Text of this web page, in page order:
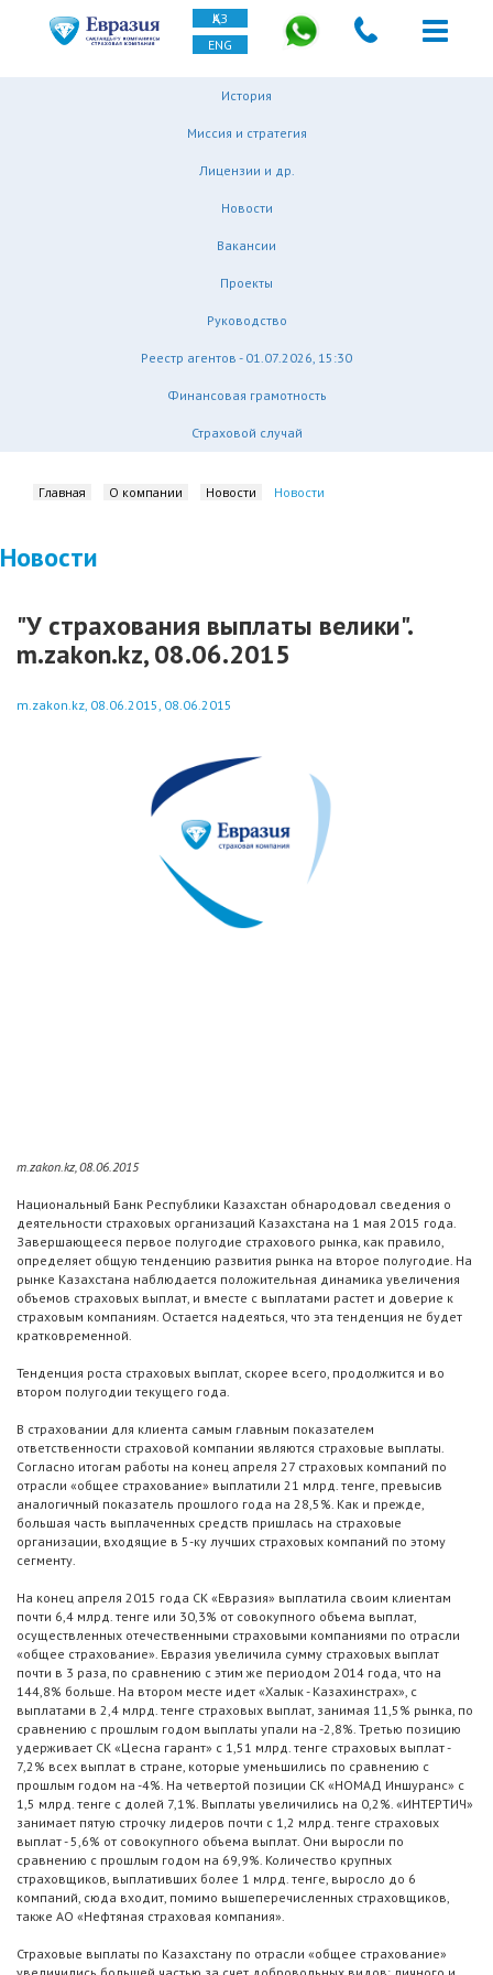
ҚАЗ
ENG
История
Миссия и стратегия
Лицензии и др.
Новости
Вакансии
Проекты
Руководство
Реестр агентов - 01.07.2026, 15:30
Финансовая грамотность
Страховой случай
Главная О компании Новости Новости
Новости
"У страхования выплаты велики".
m.zakon.kz, 08.06.2015
m.zakon.kz, 08.06.2015, 08.06.2015
m.zakon.kz, 08.06.2015
Национальный Банк Республики Казахстан обнародовал сведения о
деятельности страховых организаций Казахстана на 1 мая 2015 года.
Завершающееся первое полугодие страхового рынка, как правило,
определяет общую тенденцию развития рынка на второе полугодие. На
рынке Казахстана наблюдается положительная динамика увеличения
объемов страховых выплат, и вместе с выплатами растет и доверие к
страховым компаниям. Остается надеяться, что эта тенденция не будет
кратковременной.
Тенденция роста страховых выплат, скорее всего, продолжится и во
втором полугодии текущего года.
В страховании для клиента самым главным показателем
ответственности страховой компании являются страховые выплаты.
Согласно итогам работы на конец апреля 27 страховых компаний по
отрасли «общее страхование» выплатили 21 млрд. тенге, превысив
аналогичный показатель прошлого года на 28,5%. Как и прежде,
большая часть выплаченных средств пришлась на страховые
организации, входящие в 5-ку лучших страховых компаний по этому
сегменту.
На конец апреля 2015 года СК «Евразия» выплатила своим клиентам
почти 6,4 млрд. тенге или 30,3% от совокупного объема выплат,
осуществленных отечественными страховыми компаниями по отрасли
«общее страхование». Евразия увеличила сумму страховых выплат
почти в 3 раза, по сравнению с этим же периодом 2014 года, что на
144,8% больше. На втором месте идет «Халык - Казахинстрах», с
выплатами в 2,4 млрд. тенге страховых выплат, занимая 11,5% рынка, по
сравнению с прошлым годом выплаты упали на -2,8%. Третью позицию
удерживает СК «Цесна гарант» с 1,51 млрд. тенге страховых выплат -
7,2% всех выплат в стране, которые уменьшились по сравнению с
прошлым годом на -4%. На четвертой позиции СК «НОМАД Иншуранс» с
1,5 млрд. тенге с долей 7,1%. Выплаты увеличились на 0,2%. «ИНТЕРТИЧ»
занимает пятую строчку лидеров почти c 1,2 млрд. тенге страховых
выплат - 5,6% от совокупного объема выплат. Они выросли по
сравнению с прошлым годом на 69,9%. Количество крупных
страховщиков, выплативших более 1 млрд. тенге, выросло до 6
компаний, сюда входит, помимо вышеперечисленных страховщиков,
также АО «Нефтяная страховая компания».
Страховые выплаты по Казахстану по отрасли «общее страхование»